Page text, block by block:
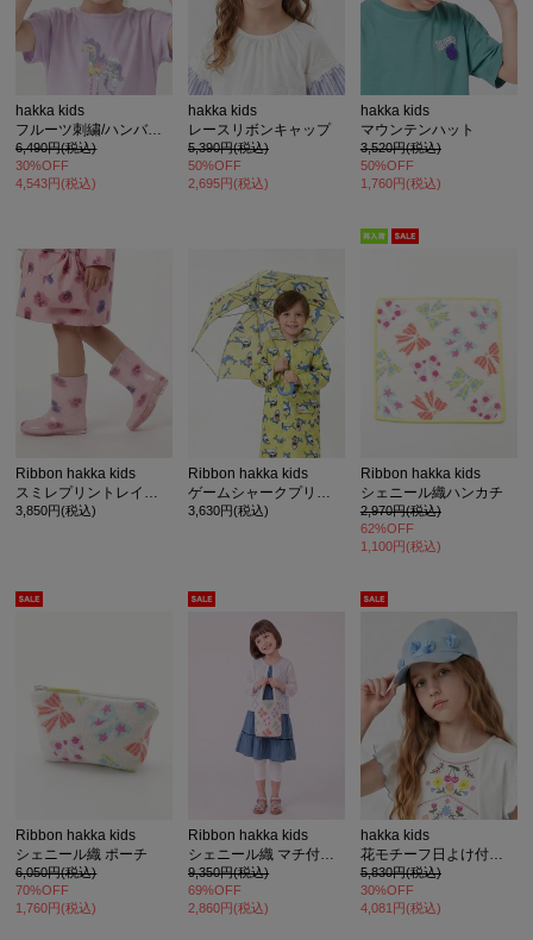
hakka kids
フルーツ刺繍/ハンバーガー刺繍日よけ付きキャップ(保冷剤入れポケット付き)
6,490円(税込)
30%OFF
4,543円(税込)
hakka kids
レースリボンキャップ
5,390円(税込)
50%OFF
2,695円(税込)
hakka kids
マウンテンハット
3,520円(税込)
50%OFF
1,760円(税込)
Ribbon hakka kids
3,850円(税込)
Ribbon hakka kids
3,630円(税込)
Ribbon hakka kids
シェニール織ハンカチ
2,970円(税込)
62%OFF
1,100円(税込)
Ribbon hakka kids
シェニール織 ポーチ
6,050円(税込)
70%OFF
1,760円(税込)
Ribbon hakka kids
シェニール織 マチ付きトートバッグ
9,350円(税込)
69%OFF
2,860円(税込)
hakka kids
花モチーフ日よけ付きキャップ(UVカット)(保冷剤入れポケット付き)
5,830円(税込)
30%OFF
4,081円(税込)